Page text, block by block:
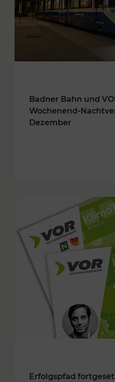
Badner Bahn und
Wochenend-
Dezember
Erfolgspfad